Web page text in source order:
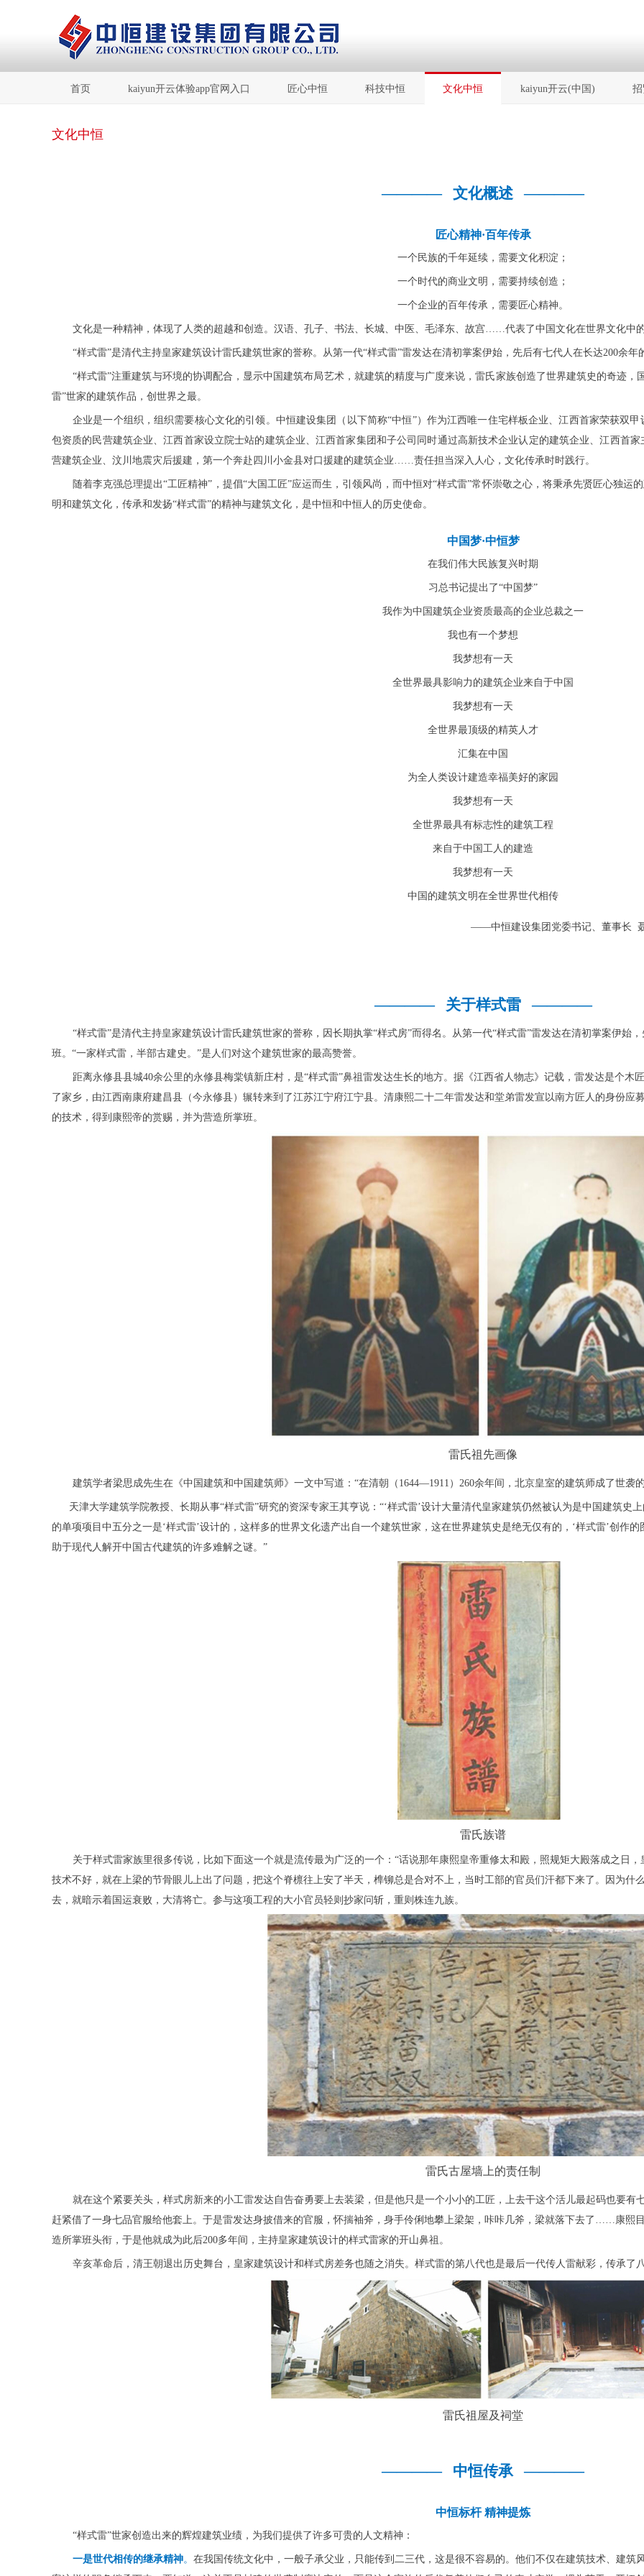
首页 kaiyun开云体验app官网入口 匠心中恒 科技中恒 文化中恒 kaiyun开云(中国)
文化中恒
———— 文化概述 ————
匠心精神·百年传承
一个民族的千年延续，需要文化积淀；
一个时代的商业文明，需要持续创造；
一个企业的百年传承，需要匠心精神。
文化是一种精神，体现了人类的超越和创造。汉语、孔子、书法、长城、中医、毛泽东、故宫……代表了中国文化在世界文化中
“样式雷”是清代主持皇家建筑设计雷氏建筑世家的誉称。从第一代“样式雷”雷发达在清初掌案伊始，先后有七代人在长达200余
“样式雷”注重建筑与环境的协调配合，显示中国建筑布局艺术，就建筑的精度与广度来说，雷氏家族创造了世界建筑史的奇迹
雷”世家的建筑作品，创世界之最。
企业是一个组织，组织需要核心文化的引领。中恒建设集团（以下简称“中恒”）作为江西唯一住宅样板企业、江西首家荣获双
包资质的民营建筑企业、江西首家设立院士站的建筑企业、江西首家集团和子公司同时通过高新技术企业认定的建筑企业、江西首
营建筑企业、汶川地震灾后援建，第一个奔赴四川小金县对口援建的建筑企业……责任担当深入人心，文化传承时时践行。
随着李克强总理提出“工匠精神”，提倡“大国工匠”应运而生，引领风尚，而中恒对“样式雷”常怀崇敬之心，将秉承先贤匠心独运
明和建筑文化，传承和发扬“样式雷”的精神与建筑文化，是中恒和中恒人的历史使命。
中国梦·中恒梦
在我们伟大民族复兴时期
习总书记提出了“中国梦”
我作为中国建筑企业资质最高的企业总裁之一
我也有一个梦想
我梦想有一天
全世界最具影响力的建筑企业来自于中国
我梦想有一天
全世界最顶级的精英人才
汇集在中国
为全人类设计建造幸福美好的家园
我梦想有一天
全世界最具有标志性的建筑工程
来自于中国工人的建造
我梦想有一天
中国的建筑文明在全世界世代相传
——中恒建设集团党委书记、董事长 聂
———— 关于样式雷 ————
“样式雷”是清代主持皇家建筑设计雷氏建筑世家的誉称，因长期执掌“样式房”而得名。从第一代“样式雷”雷发达在清初掌案伊始
班。“一家样式雷，半部古建史。”是人们对这个建筑世家的最高赞誉。
距离永修县县城40余公里的永修县梅棠镇新庄村，是“样式雷”鼻祖雷发达生长的地方。据《江西省人物志》记载，雷发达是个
了家乡，由江西南康府建昌县（今永修县）辗转来到了江苏江宁府江宁县。清康熙二十二年雷发达和堂弟雷发宣以南方匠人的身份应
的技术，得到康熙帝的赏赐，并为营造所掌班。
雷氏祖先画像
建筑学者梁思成先生在《中国建筑和中国建筑师》一文中写道：“在清朝（1644—1911）260余年间，北京皇室的建筑师成了世袭
天津大学建筑学院教授、长期从事“样式雷”研究的资深专家王其亨说：“‘样式雷’设计大量清代皇家建筑仍然被认为是中国建筑史
的单项项目中五分之一是‘样式雷’设计的，这样多的世界文化遗产出自一个建筑世家，这在世界建筑史是绝无仅有的，‘样式雷’创作
助于现代人解开中国古代建筑的许多难解之谜。”
雷氏族谱
关于样式雷家族里很多传说，比如下面这一个就是流传最为广泛的一个：“话说那年康熙皇帝重修太和殿，照规矩大殿落成之日
技术不好，就在上梁的节骨眼儿上出了问题，把这个脊檩往上安了半天，榫铆总是合对不上，当时工部的官员们汗都下来了。因为什
去，就暗示着国运衰败，大清将亡。参与这项工程的大小官员轻则抄家问斩，重则株连九族。
雷氏古屋墙上的责任制
就在这个紧要关头，样式房新来的小工雷发达自告奋勇要上去装梁，但是他只是一个小小的工匠，上去干这个活儿最起码也要
赶紧借了一身七品官服给他套上。于是雷发达身披借来的官服，怀揣袖斧，身手伶俐地攀上梁架，咔咔几斧，梁就落下去了……康熙
造所掌班头衔，于是他就成为此后200多年间，主持皇家建筑设计的样式雷家的开山鼻祖。
辛亥革命后，清王朝退出历史舞台，皇家建筑设计和样式房差务也随之消失。样式雷的第八代也是最后一代传人雷献彩，传承了
雷氏祖屋及祠堂
———— 中恒传承 ————
中恒标杆精神提炼
“样式雷”世家创造出来的辉煌建筑业绩，为我们提供了许多可贵的人文精神：
一是世代相传的继承精神。 在我国传统文化中，一般子承父业，只能传到二三代，这是很不容易的。他们不仅在建筑技术、建